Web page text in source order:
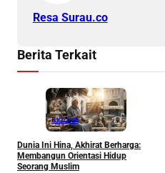
Resa Surau.co
Berita Terkait
Khazanah
Dunia Ini Hina, Akhirat Berharga:
Membangun Orientasi Hidup
Seorang Muslim